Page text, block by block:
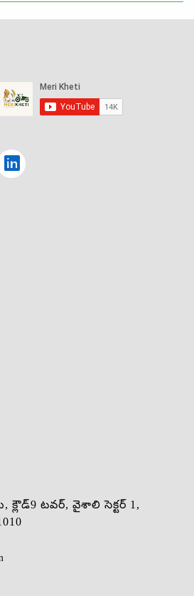
క్లౌడ్9 టవర్, వైశాలి సెక్టర్ 1,